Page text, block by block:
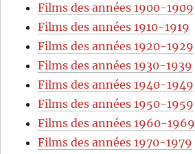
Films des années 1900-1909
Films des années 1910-1919
Films des années 1920-1929
Films des années 1930-1939
Films des années 1940-1949
Films des années 1950-1959
Films des années 1960-1969
Films des années 1970-1979